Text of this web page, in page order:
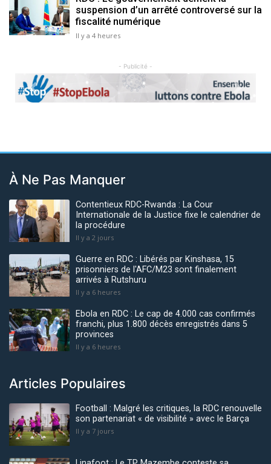
suspension d’un arrêté controversé sur la
fiscalité numérique
Il y a 4 heures
- Publicité -
Previous Next
À Ne Pas Manquer
Contentieux RDC-Rwanda : La Cour
Internationale de la Justice fixe le calendrier de
la procédure
Il y a 2 jours
Guerre en RDC : Libérés par Kinshasa, 15
prisonniers de l'AFC/M23 sont finalement
arrivés à Rutshuru
Il y a 6 heures
Ebola en RDC : Le cap de 4.000 cas confirmés
franchi, plus 1.800 décès enregistrés dans 5
provinces
Il y a 6 heures
Articles Populaires
Football : Malgré les critiques, la RDC renouvelle
son partenariat « de visibilité » avec le Barça
Il y a 7 jours